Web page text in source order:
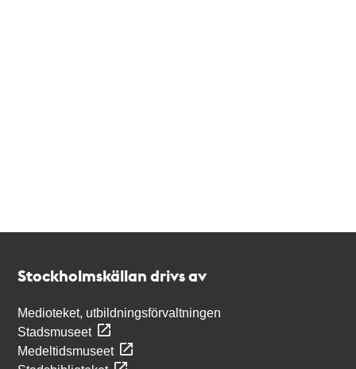
Stockholmskällan drivs av
Medioteket, utbildningsförvaltningen
Stadsmuseet
Medeltidsmuseet